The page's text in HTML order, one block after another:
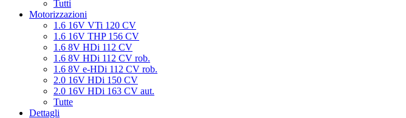
Tutti
Motorizzazioni
1.6 16V VTi 120 CV
1.6 16V THP 156 CV
1.6 8V HDi 112 CV
1.6 8V HDi 112 CV rob.
1.6 8V e-HDi 112 CV rob.
2.0 16V HDi 150 CV
2.0 16V HDi 163 CV aut.
Tutte
Dettagli